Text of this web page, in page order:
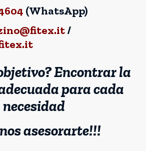
(WhatsApp)
/
Encontrar la
para cada
necesidad
asesorarte!!!